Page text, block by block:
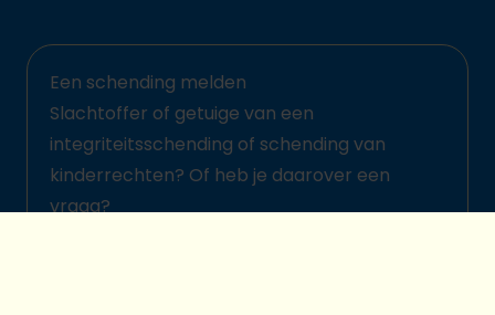
Een schending melden
Slachtoffer of getuige van een
integriteitsschending of schending van
kinderrechten? Of heb je daarover een
vraag?